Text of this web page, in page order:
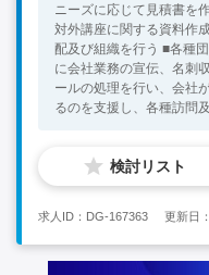
ニーズに応じて見積書を
対外講座に関する資料作
配及び組織を行う ■各種
に会社業務の宣伝、名刺
ールの処理を行い、会社
るのを支援し、各種訪問
力とコンサルティング
と提案できる！ ★ローカ
トラブル解決できる！ ★
調！ ★オフィスの立地が良く、通勤
卒 ■中国語一般会話レベル ■営業経験
やかな方 ■社交的な方 ■
検討リスト
求人ID：DG-167363 更新日